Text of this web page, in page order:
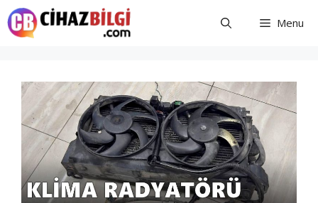
İçeriğe
atla
Menu